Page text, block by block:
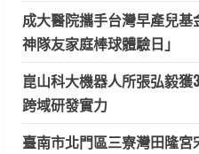
成大醫院攜手台灣早產兒基
神隊友家庭棒球體驗日」
崑山科大機器人所張弘毅
跨域研發實力
臺南市北門區三寮灣田隆